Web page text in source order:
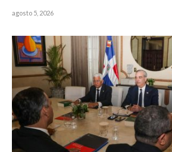
agosto 5, 2026